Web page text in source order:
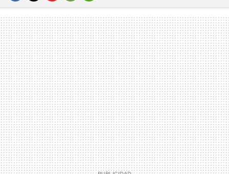
FACEBOOK
TWITTERFLIPBOARD
E-
MAIL
WHATSAPP